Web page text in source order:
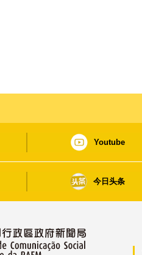
Youtube
今日头条